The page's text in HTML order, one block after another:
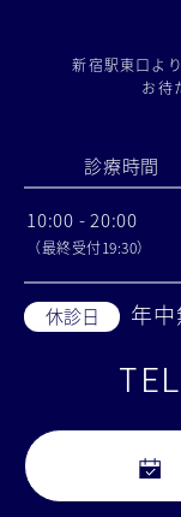
新宿駅東口よ
お待
診療時間
10:00 - 20:00
（最終受付19:30）
休診日 年